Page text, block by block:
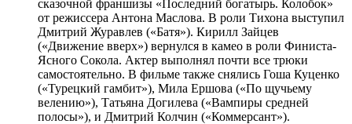
сказочной франшизы «Последний богатырь. Колобок»
от режиссера Антона Маслова. В роли Тихона выступил
Дмитрий Журавлев («Батя»). Кирилл Зайцев
(«Движение вверх») вернулся в камео в роли Финиста-
Ясного Сокола. Актер выполнял почти все трюки
самостоятельно. В фильме также снялись Гоша Куценко
(«Турецкий гамбит»), Мила Ершова («По щучьему
велению»), Татьяна Догилева («Вампиры средней
полосы»), и Дмитрий Колчин («Коммерсант»).